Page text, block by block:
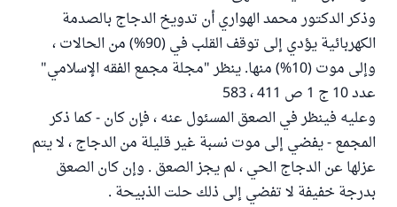
وذكر الدكتور محمد الهواري أن تدويخ الدجاج بالصدمة
الكهربائية يؤدي إلى توقف القلب في (90%) من الحالات ،
وإلى موت (10%) منها. ينظر "مجلة مجمع الفقه الإسلامي"
عدد 10 ج 1 ص 411 ، 583
وعليه فينظر في الصعق المسئول عنه ، فإن كان - كما ذكر
المجمع - يفضي إلى موت نسبة غير قليلة من الدجاج ، لا يتم
عزلها عن الدجاج الحي ، لم يجز الصعق . وإن كان الصعق
بدرجة خفيفة لا تفضي إلى ذلك حلت الذبيحة .